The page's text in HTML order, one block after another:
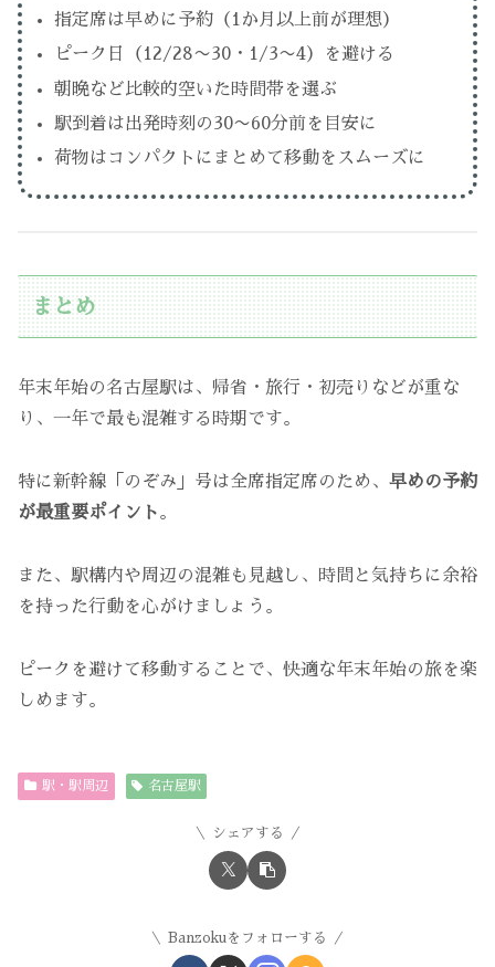
指定席は早めに予約（1か月以上前が理想）
ピーク日（12/28〜30・1/3〜4）を避ける
朝晩など比較的空いた時間帯を選ぶ
駅到着は出発時刻の30〜60分前を目安に
荷物はコンパクトにまとめて移動をスムーズに
まとめ
年末年始の名古屋駅は、帰省・旅行・初売りなどが重な
り、一年で最も混雑する時期です。
特に新幹線「のぞみ」号は全席指定席のため、 早めの予約
が最重要ポイント。
また、駅構内や周辺の混雑も見越し、時間と気持ちに余裕
を持った行動を心がけましょう。
ピークを避けて移動することで、快適な年末年始の旅を楽
しめます。
駅・駅周辺 名古屋駅
シェアする
Banzokuをフォローする